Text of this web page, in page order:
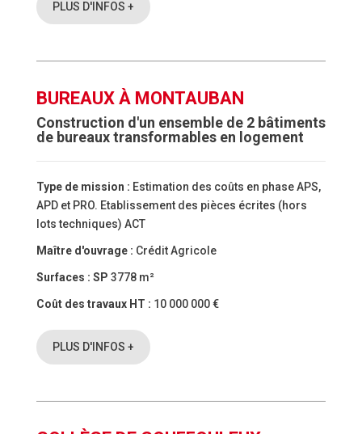
PLUS D'INFOS +
BUREAUX À MONTAUBAN
Construction d'un ensemble de 2 bâtiments
de bureaux transformables en logement
Type de mission : Estimation des coûts en phase APS,
APD et PRO. Etablissement des pièces écrites (hors
lots techniques) ACT
Maître d'ouvrage : Crédit Agricole
Surfaces : SP 3778 m²
Coût des travaux HT : 10 000 000 €
PLUS D'INFOS +